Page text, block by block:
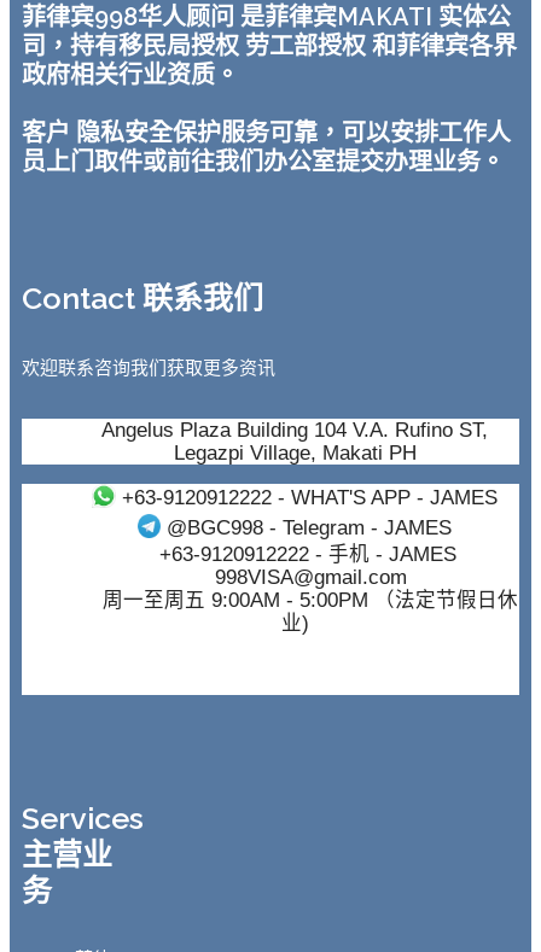
菲律宾998华人顾问 是菲律宾MAKATI 实体公
司，持有移民局授权 劳工部授权 和菲律宾各界
政府相关行业资质。
客户 隐私安全保护服务可靠，可以安排工作人
员上门取件或前往我们办公室提交办理业务。
Contact 联系我们
欢迎联系咨询我们获取更多资讯
Angelus Plaza Building 104 V.A. Rufino ST,
Legazpi Village, Makati PH
+63-9120912222- WHAT'S APP - JAMES
@BGC998 - Telegram - JAMES
+63-9120912222- 手机 - JAMES
998VISA@gmail.com
周一至周五 9:00AM - 5:00PM （法定节假日休
业)
Services
主营业
务